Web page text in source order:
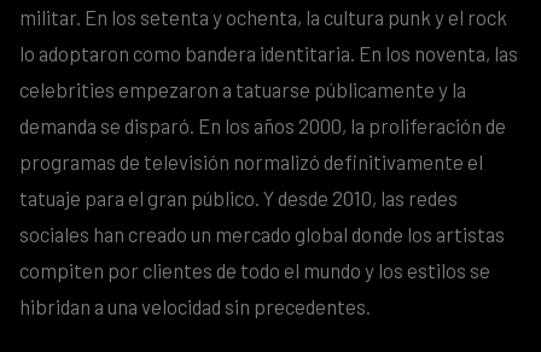
militar. En los setenta y ochenta, la cultura punk y el rock
lo adoptaron como bandera identitaria. En los noventa, las
celebrities empezaron a tatuarse públicamente y la
demanda se disparó. En los años 2000, la proliferación de
programas de televisión normalizó definitivamente el
tatuaje para el gran público. Y desde 2010, las redes
sociales han creado un mercado global donde los artistas
compiten por clientes de todo el mundo y los estilos se
hibridan a una velocidad sin precedentes.